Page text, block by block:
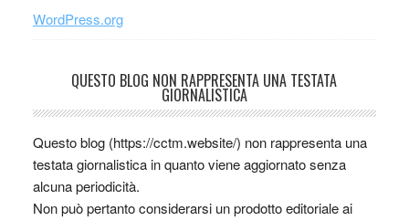
WordPress.org
QUESTO BLOG NON RAPPRESENTA UNA TESTATA
GIORNALISTICA
Questo blog (https://cctm.website/) non rappresenta una
testata giornalistica in quanto viene aggiornato senza
alcuna periodicità.
Non può pertanto considerarsi un prodotto editoriale ai